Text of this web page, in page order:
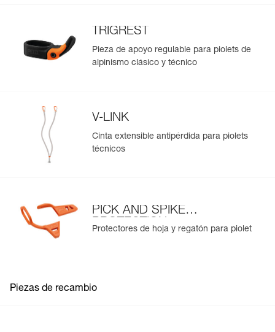
TRIGREST
Pieza de apoyo regulable para piolets de
alpinismo clásico y técnico
V-LINK
Cinta extensible antipérdida para piolets
técnicos
PICK AND SPIKE
PROTECTION
Protectores de hoja y regatón para piolet
Piezas de recambio